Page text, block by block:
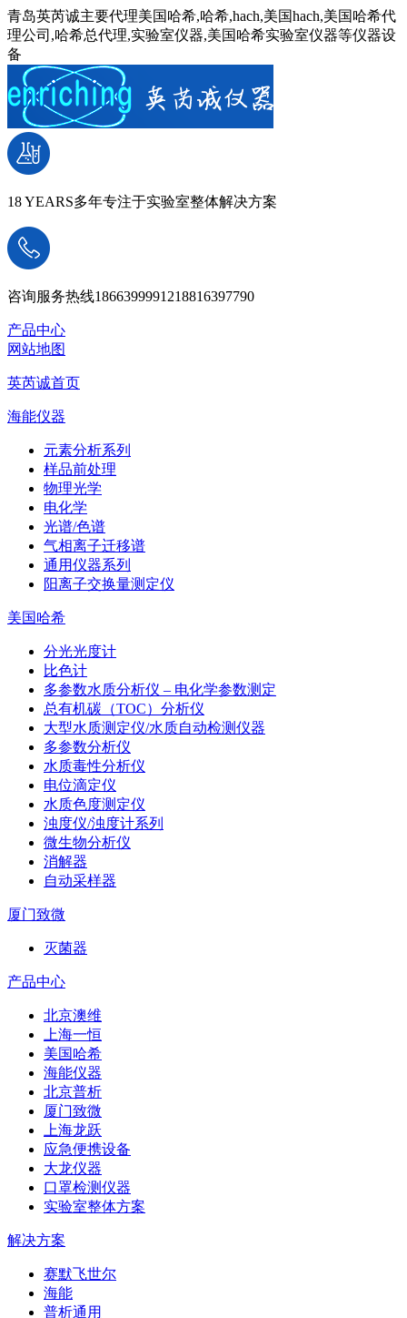
青岛英芮诚主要代理美国哈希,哈希,hach,美国hach,美国哈希代
理公司,哈希总代理,实验室仪器,美国哈希实验室仪器等仪器设
备
18 YEARS多年专注于实验室整体解决方案
咨询服务热线1866399991218816397790
产品中心
网站地图
英芮诚首页
海能仪器
元素分析系列
样品前处理
物理光学
电化学
光谱/色谱
气相离子迁移谱
通用仪器系列
阳离子交换量测定仪
美国哈希
分光光度计
比色计
多参数水质分析仪 – 电化学参数测定
总有机碳（TOC）分析仪
大型水质测定仪/水质自动检测仪器
多参数分析仪
水质毒性分析仪
电位滴定仪
水质色度测定仪
浊度仪/浊度计系列
微生物分析仪
消解器
自动采样器
厦门致微
灭菌器
产品中心
北京澳维
上海一恒
美国哈希
海能仪器
北京普析
厦门致微
上海龙跃
应急便携设备
大龙仪器
口罩检测仪器
实验室整体方案
解决方案
赛默飞世尔
海能
普析通用